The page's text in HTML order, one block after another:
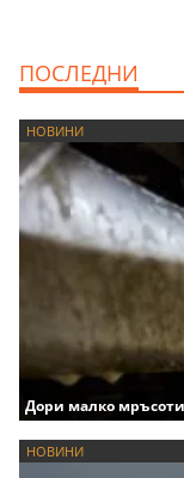
ПОСЛЕДНИ
НОВИНИ
Дори малко
НОВИНИ